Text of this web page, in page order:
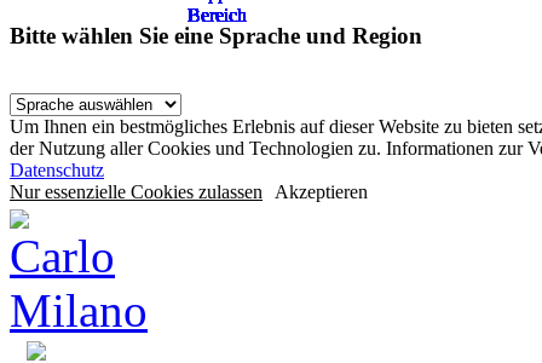
Bitte wählen Sie eine Sprache und Region
Um Ihnen ein bestmögliches Erlebnis auf dieser Website zu bieten
der Nutzung aller Cookies und Technologien zu. Informationen zur
Datenschutz
Nur essenzielle Cookies zulassen Akzeptieren
Bereich
Bereich
Bereich
Bereich
Bereich
Bereich
Bereich
Bereich
Bereich
Bereich
Bereich
Bereich
Bereich
Bereich
Bereich
Bereich
Bereich
Bereich
Bereich
Bereich
Bereich
Bereich
Bereich
Bereich
Bereich
Bereich
Bereich
Bereich
Bereich
Bereich